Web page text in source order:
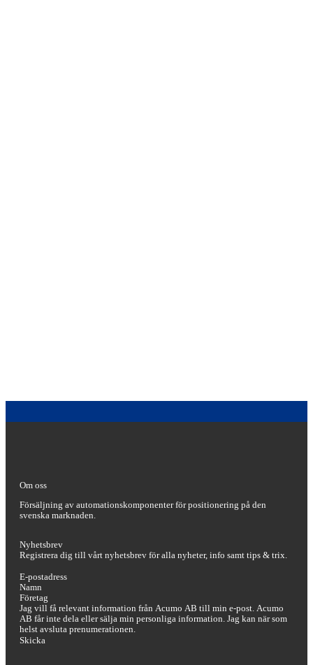
Om oss
Försäljning av automationskomponenter för positionering på den
svenska marknaden.
Nyhetsbrev
Registrera dig till vårt nyhetsbrev för alla nyheter, info samt tips & trix.
Sektion
Jag vill få relevant information från Acumo AB till min e-post. Acumo
AB får inte dela eller sälja min personliga information. Jag kan när som
helst avsluta prenumerationen.
Skicka